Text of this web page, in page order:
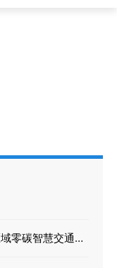
零碳智慧交通新